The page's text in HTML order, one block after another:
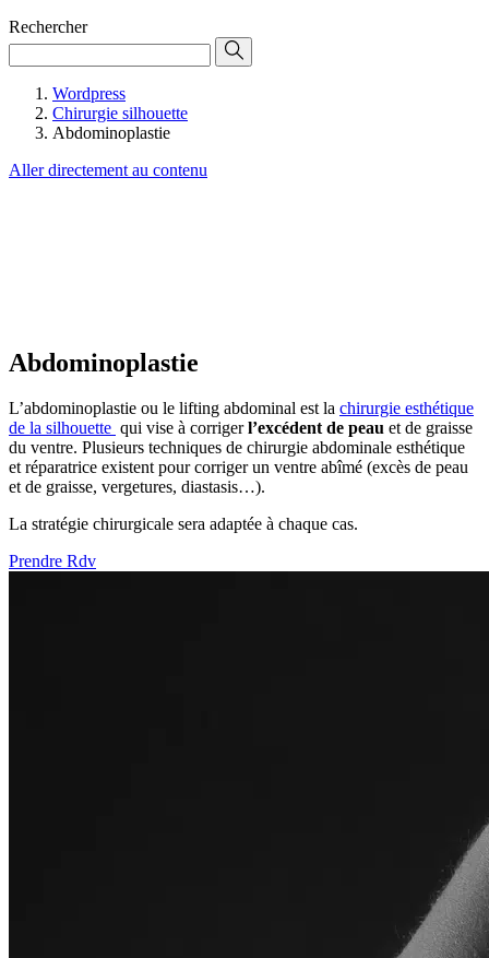
Rechercher
Wordpress
Chirurgie silhouette
Abdominoplastie
Aller directement au contenu
Abdominoplastie
L’abdominoplastie ou le lifting abdominal est la chirurgie esthétique
de la silhouette qui vise à corrigerl’excédent de peau et de graisse
du ventre. Plusieurs techniques de chirurgie abdominale esthétique
et réparatrice existent pour corriger un ventre abîmé (excès de peau
et de graisse, vergetures, diastasis…).
La stratégie chirurgicale sera adaptée à chaque cas.
Prendre Rdv